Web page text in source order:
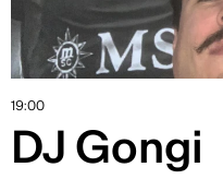
19:00
DJ Gongi